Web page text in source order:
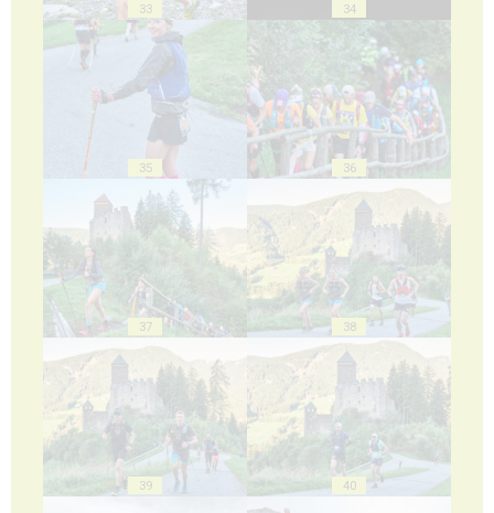
33 34
35 36
37 38
39 40